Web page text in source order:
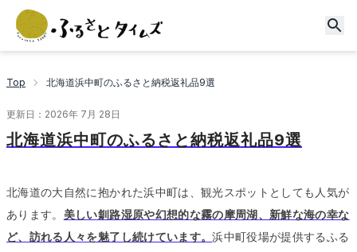
Top 北海道浜中町のふるさと納税返礼品9選
更新日： 2026年 7月 28日
北海道浜中町のふるさと納税返礼品9選
北海道の大自然に抱かれた浜中町は、観光スポットとしても人気が
あります。 美しい釧路湿原や幻想的な霧の摩周湖、新鮮な海の幸な
ど、訪れる人々を魅了し続けています。浜中町役場が提供するふる